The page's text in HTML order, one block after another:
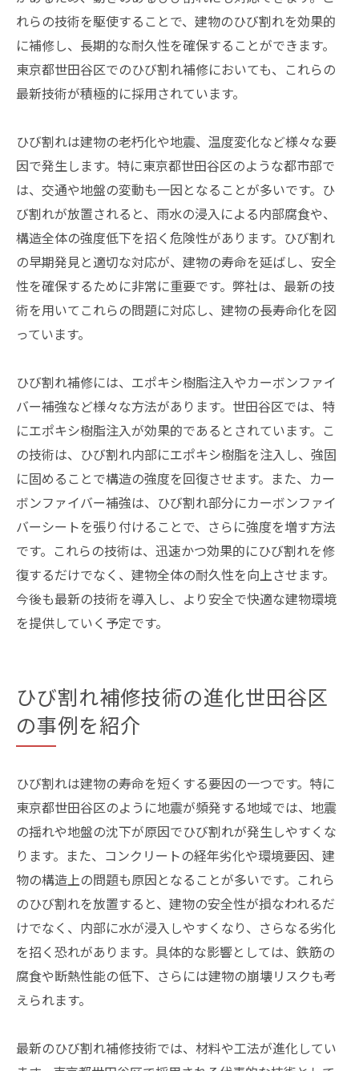
れらの技術を駆使することで、建物のひび割れを効果的
に補修し、長期的な耐久性を確保することができます。
東京都世田谷区でのひび割れ補修においても、これらの
最新技術が積極的に採用されています。
ひび割れは建物の老朽化や地震、温度変化など様々な要
因で発生します。特に東京都世田谷区のような都市部で
は、交通や地盤の変動も一因となることが多いです。ひ
び割れが放置されると、雨水の浸入による内部腐食や、
構造全体の強度低下を招く危険性があります。ひび割れ
の早期発見と適切な対応が、建物の寿命を延ばし、安全
性を確保するために非常に重要です。弊社は、最新の技
術を用いてこれらの問題に対応し、建物の長寿命化を図
っています。
ひび割れ補修には、エポキシ樹脂注入やカーボンファイ
バー補強など様々な方法があります。世田谷区では、特
にエポキシ樹脂注入が効果的であるとされています。こ
の技術は、ひび割れ内部にエポキシ樹脂を注入し、強固
に固めることで構造の強度を回復させます。また、カー
ボンファイバー補強は、ひび割れ部分にカーボンファイ
バーシートを張り付けることで、さらに強度を増す方法
です。これらの技術は、迅速かつ効果的にひび割れを修
復するだけでなく、建物全体の耐久性を向上させます。
今後も最新の技術を導入し、より安全で快適な建物環境
を提供していく予定です。
ひび割れ補修技術の進化世田谷区
の事例を紹介
ひび割れは建物の寿命を短くする要因の一つです。特に
東京都世田谷区のように地震が頻発する地域では、地震
の揺れや地盤の沈下が原因でひび割れが発生しやすくな
ります。また、コンクリートの経年劣化や環境要因、建
物の構造上の問題も原因となることが多いです。これら
のひび割れを放置すると、建物の安全性が損なわれるだ
けでなく、内部に水が浸入しやすくなり、さらなる劣化
を招く恐れがあります。具体的な影響としては、鉄筋の
腐食や断熱性能の低下、さらには建物の崩壊リスクも考
えられます。
最新のひび割れ補修技術では、材料や工法が進化してい